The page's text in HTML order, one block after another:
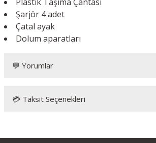
Şarjör 4 adet
Çatal ayak
Dolum aparatları
💬 Yorumlar
Bu ürüne ilk yorumu siz yapın!
💳 Taksit Seçenekleri